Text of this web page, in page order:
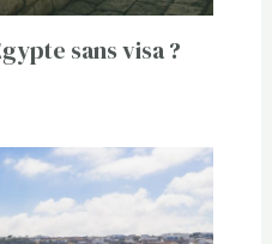
sans visa ?